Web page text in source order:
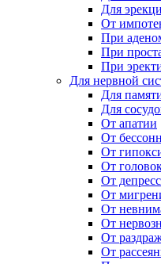
Для
От
При
При
При
Для нервной
Для
Для
От апатии
От
От
От
От
От
От
От
От
От